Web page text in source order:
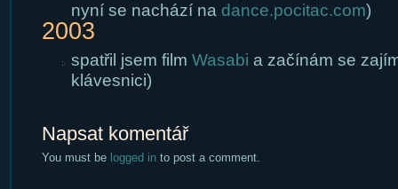
nyní se nachází na dance.pocitac.com)
2003
spatřil jsem film Wasabi a začínám se
klávesnici)
Napsat komentář
You must be logged into post a comment.